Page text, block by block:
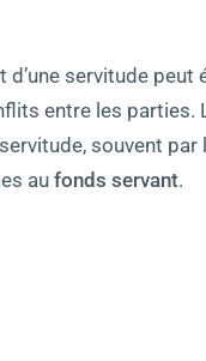
servitude
entre les parties.
souvent par
au fonds servant.